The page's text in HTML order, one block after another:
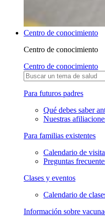
Centro de conocimiento
Centro de conocimiento
Centro de conocimiento
Para futuros padres
Qué debes saber
Nuestras
Para familias existentes
Calendario de
Preguntas
Clases y eventos
Calendario de
Información sobre